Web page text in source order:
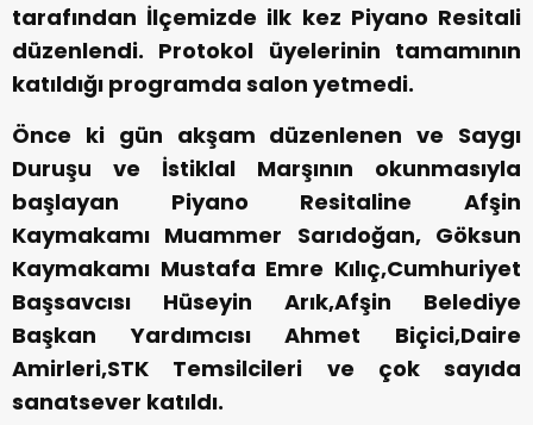
tarafından İlçemizde ilk kez Piyano Resitali
düzenlendi. Protokol üyelerinin tamamının
katıldığı programda salon yetmedi.
Önce ki gün akşam düzenlenen ve Saygı
Duruşu ve İstiklal Marşının okunmasıyla
başlayan Piyano Resitaline Afşin
Kaymakamı Muammer Sarıdoğan, Göksun
Kaymakamı Mustafa Emre Kılıç,Cumhuriyet
Başsavcısı Hüseyin Arık,Afşin Belediye
Başkan Yardımcısı Ahmet Biçici,Daire
Amirleri,STK Temsilcileri ve çok sayıda
sanatsever katıldı.